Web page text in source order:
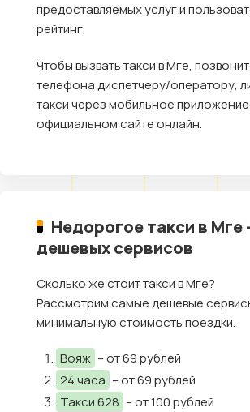
предоставляемых услуг и
рейтинг.
Чтобы вызвать такси в Мге,
телефона диспетчеру/оператору,
такси через мобильное приложение
официальном сайте онлайн.
Недорогое такси в Мге
дешевых сервисов
Сколько же стоит такси в Мге?
Рассмотрим самые дешевые
минимальную стоимость поездки.
Вояж – от 69 рублей
24 часа – от 69 рублей
Такси 628 – от 100 рублей